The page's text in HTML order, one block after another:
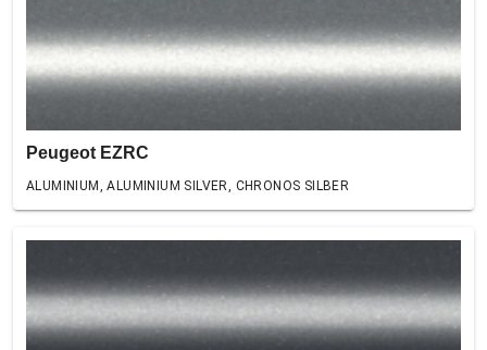
Peugeot EZRC
ALUMINIUM, ALUMINIUM SILVER, CHRONOS SILBER